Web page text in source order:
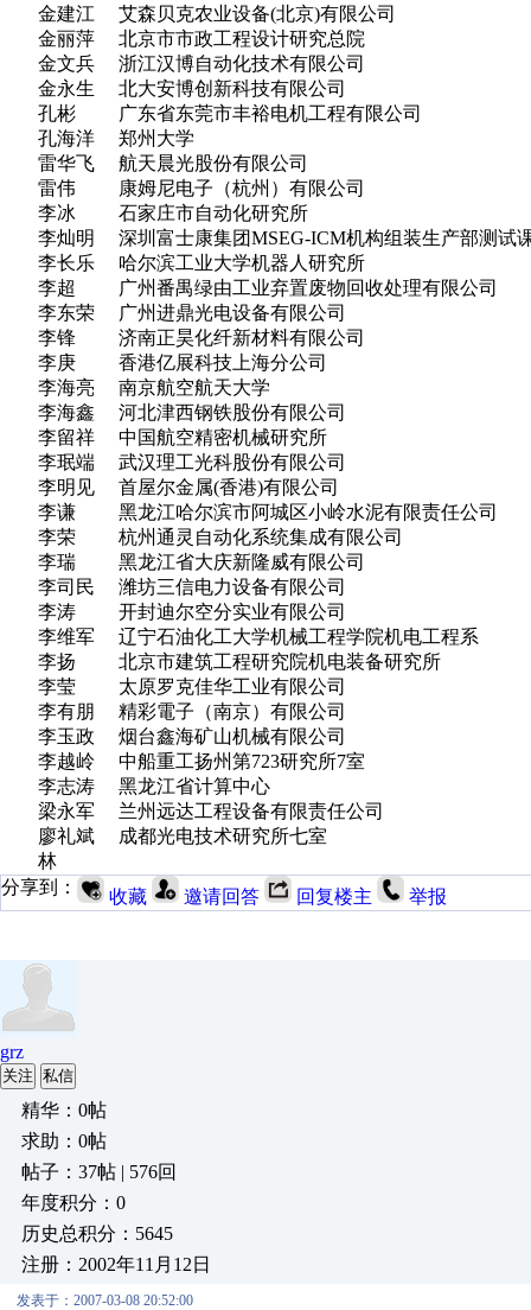
金建江 艾森贝克农业设备(北京)有限公司
金丽萍 北京市市政工程设计研究总院
金文兵 浙江汉博自动化技术有限公司
金永生 北大安博创新科技有限公司
孔彬 广东省东莞市丰裕电机工程有限公司
孔海洋 郑州大学
雷华飞 航天晨光股份有限公司
雷伟 康姆尼电子（杭州）有限公司
李冰 石家庄市自动化研究所
李灿明 深圳富士康集团MSEG-ICM机构组装生产部测试
李长乐 哈尔滨工业大学机器人研究所
李超 广州番禺绿由工业弃置废物回收处理有限公司
李东荣 广州进鼎光电设备有限公司
李锋 济南正昊化纤新材料有限公司
李庚 香港亿展科技上海分公司
李海亮 南京航空航天大学
李海鑫 河北津西钢铁股份有限公司
李留祥 中国航空精密机械研究所
李珉端 武汉理工光科股份有限公司
李明见 首屋尔金属(香港)有限公司
李谦 黑龙江哈尔滨市阿城区小岭水泥有限责任公司
李荣 杭州通灵自动化系统集成有限公司
李瑞 黑龙江省大庆新隆威有限公司
李司民 潍坊三信电力设备有限公司
李涛 开封迪尔空分实业有限公司
李维军 辽宁石油化工大学机械工程学院机电工程系
李扬 北京市建筑工程研究院机电装备研究所
李莹 太原罗克佳华工业有限公司
李有朋 精彩電子（南京）有限公司
李玉政 烟台鑫海矿山机械有限公司
李越岭 中船重工扬州第723研究所7室
李志涛 黑龙江省计算中心
梁永军 兰州远达工程设备有限责任公司
廖礼斌 成都光电技术研究所七室
林
分享到：
收藏 邀请回答 回复楼主 举报
grz
关注 私信
精华：0帖
求助：0帖
帖子：37帖 | 576回
年度积分：0
历史总积分：5645
注册：2002年11月12日
发表于：2007-03-08 20:52:00